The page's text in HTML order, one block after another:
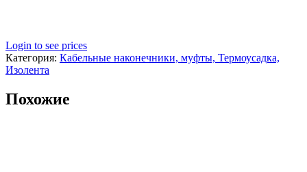
Login to see prices
Категория: Кабельные наконечники, муфты, Термоусадка,
Изолента
Похожие